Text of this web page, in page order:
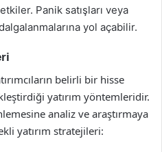
Panik satışları veya
yol açabilir.
belirli bir hisse
yatırım yöntemleridir.
analiz ve araştırmaya
yatırım stratejileri: